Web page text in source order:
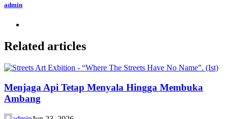
admin
Related articles
Menjaga Api Tetap Menyala Hingga Membuka
Ambang